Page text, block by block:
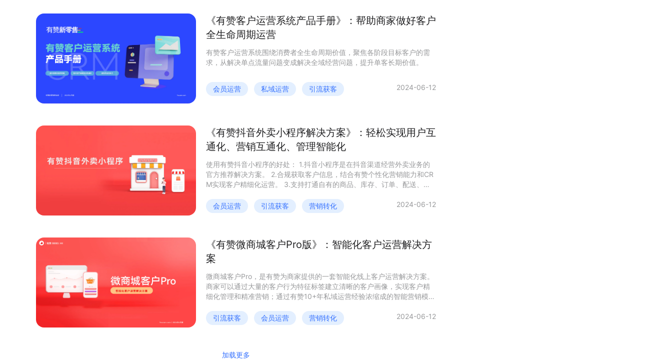
《有赞客户运营系统产品手册》：帮助商家做好客户
全生命周期运营
有赞客户运营系统围绕消费者全生命周期价值，聚焦各阶段目标客户的需
求，从解决单点流量问题变成解决全域经营问题，提升单客长期价值。
会员运营 私域运营 引流获客 2024-06-12
《有赞抖音外卖小程序解决方案》：轻松实现用户互
通化、营销互通化、管理智能化
使用有赞抖音小程序的好处： 1.抖音小程序是在抖音渠道经营外卖业务的
官方推荐解决方案。 2.合规获取客户信息，结合有赞个性化营销能力和CR
M实现客户精细化运营。 3.支持打通自有的商品、库存、订单、配送、客
足个性化诉求。
会员运营 引流获客 营销转化 2024-06-12
《有赞微商城客户Pro版》：智能化客户运营解决方
案
微商城客户Pro，是有赞为商家提供的一套智能化线上客户运营解决方案。
商家可以通过大量的客户行为特征标签建立清晰的客户画像，实现客户精
细化管理和精准营销；通过有赞10+年私域运营经验浓缩成的智能营销模
建立深度连接。
引流获客 会员运营 营销转化 2024-06-12
加载更多